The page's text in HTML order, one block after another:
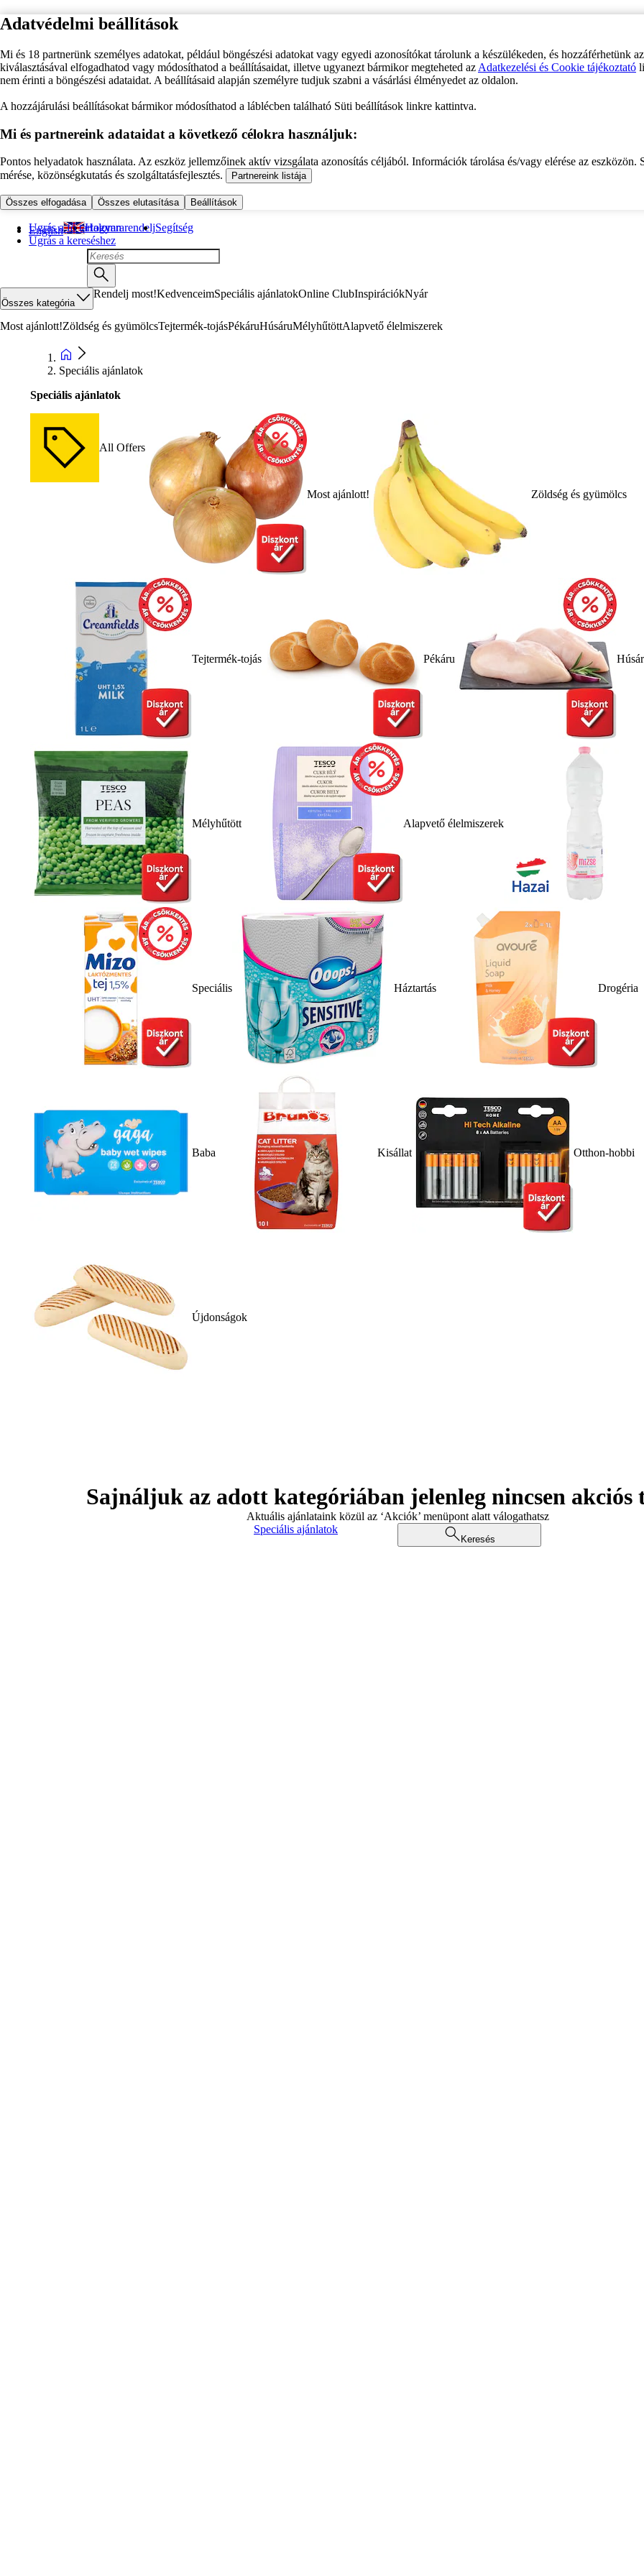
Adatvédelmi beállítások
Mi és 18 partnerünk személyes adatokat, például böngészési adatokat vagy egyedi azonosítókat tárolunk a készülékeden, és hozzáférhetünk
kiválasztásával elfogadhatod vagy módosíthatod a beállításaidat, illetve ugyanezt bármikor megteheted az Adatkezelési és Cookie tájékoztató
nem érinti a böngészési adataidat. A beállításaid alapján személyre tudjuk szabni a vásárlási élményedet az oldalon.
A hozzájárulási beállításokat bármikor módosíthatod a láblécben található Süti beállítások linkre kattintva.
Mi és partnereink adataidat a következő célokra használjuk:
Pontos helyadatok használata. Az eszköz jellemzőinek aktív vizsgálata azonosítás céljából. Információk tárolása és/vagy elérése az eszközön.
mérése, közönségkutatás és szolgáltatásfejlesztés.
Partnereink listája
Összes elfogadása Összes elutasítása Beállítások
Ugrás a fő tartalomra
Ugrás a kereséshez
English Hogyan rendeljSegítség
Összes kategória
Rendelj most!KedvenceimSpeciális ajánlatokOnline ClubInspirációkNyár
Most ajánlott!Zöldség és gyümölcsTejtermék-tojásPékáruHúsáruMélyhűtöttAlapvető élelmiszerek
Speciális ajánlatok
Speciális ajánlatok
All Offers
Most ajánlott! Zöldség és gyümölcs
Tejtermék-tojás Pékáru
Mélyhűtött Alapvető élelmiszerek
Speciális Háztartás Drogéria
Baba Kisállat Otthon-hobbi
Újdonságok
Sajnáljuk az adott kategóriában jelenleg nincsen akciós
Aktuális ajánlataink közül az ‘Akciók’ menüpont alatt válogathatsz
Speciális ajánlatok
Keresés